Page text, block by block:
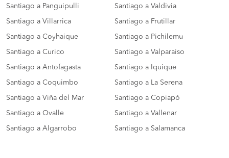
Santiago a Panguipulli Santiago a Valdivia
Santiago a Villarrica Santiago a Frutillar
Santiago a Coyhaique Santiago a Pichilemu
Santiago a Curico Santiago a Valparaiso
Santiago a Antofagasta Santiago a Iquique
Santiago a Coquimbo Santiago a La Serena
Santiago a Viña del Mar Santiago a Copiapó
Santiago a Ovalle Santiago a Vallenar
Santiago a Algarrobo Santiago a Salamanca